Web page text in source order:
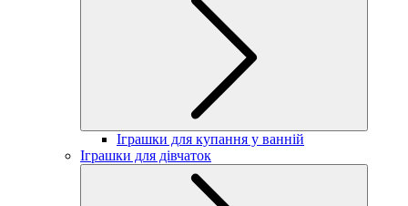
Іграшки для купання у ванній
Іграшки для дівчаток